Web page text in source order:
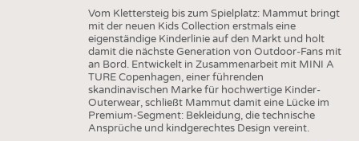
DTV AUSSCHREIBUNGSDIENST
DAUNENCHECK
ADRESSEN & LINKS
PUBLIKATIONEN
TERMINE
BRANCHENTERMINE
Vom Klettersteig bis zum Spielplatz: Mammut bringt
mit der neuen Kids Collection erstmals eine
eigenständige Kinderlinie auf den Markt und holt
damit die nächste Generation von Outdoor-Fans mit
an Bord. Entwickelt in Zusammenarbeit mit MINI A
TURE Copenhagen, einer führenden
skandinavischen Marke für hochwertige Kinder-
Outerwear, schließt Mammut damit eine Lücke im
Premium-Segment: Bekleidung, die technische
Ansprüche und kindgerechtes Design vereint.